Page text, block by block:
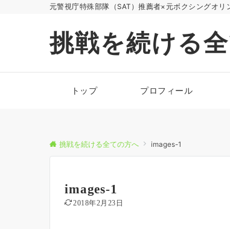
元警視庁特殊部隊（SAT）推薦者×元ボクシングオ
挑戦を続ける
トップ プロフィール
挑戦を続ける全ての方へ images-1
images-1
2018年2月23日